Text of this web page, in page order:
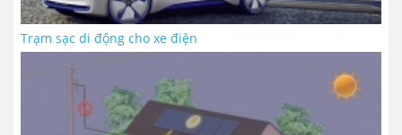
Trạm sạc di động cho xe điện